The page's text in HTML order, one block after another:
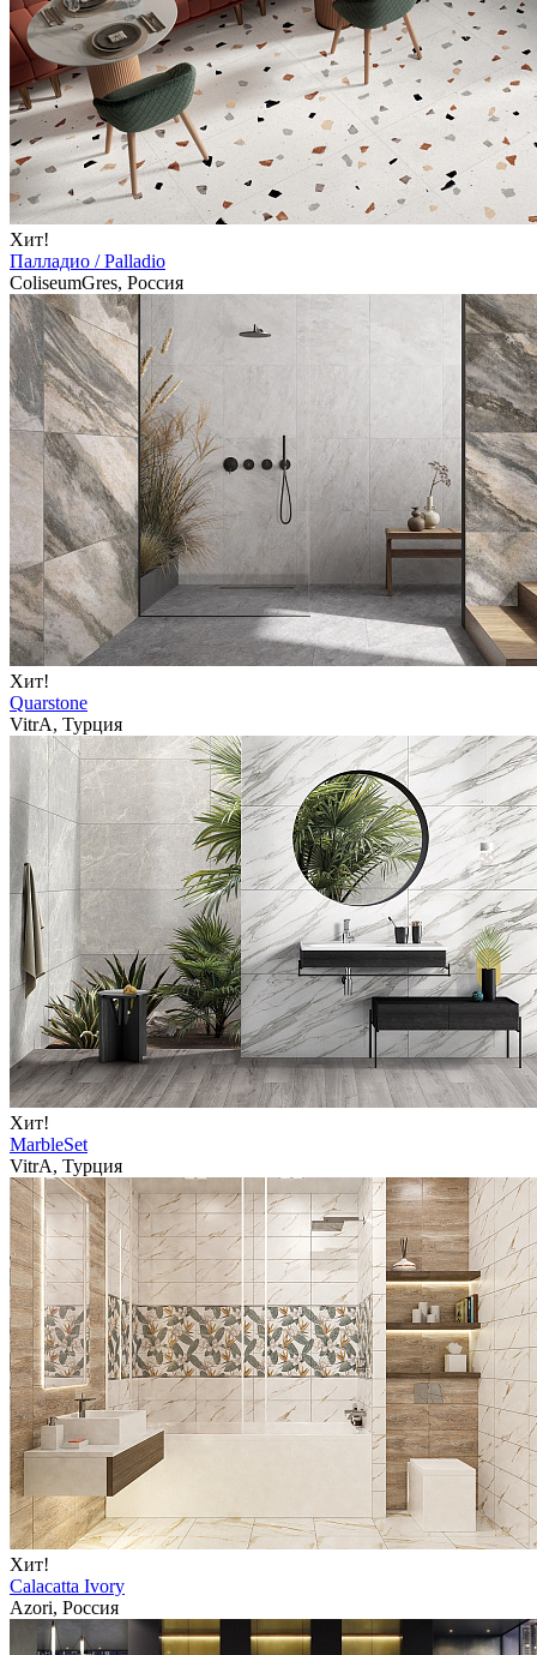
Хит!
Палладио / Palladio
ColiseumGres, Россия
Хит!
Quarstone
VitrA, Турция
Хит!
MarbleSet
VitrA, Турция
Хит!
Calacatta Ivory
Azori, Россия